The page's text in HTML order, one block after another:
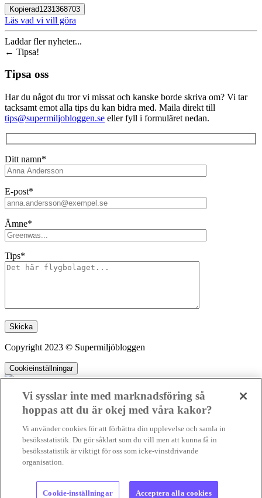
Kopierad1231368703
Läs vad vi vill göra
Laddar fler nyheter...
← Tipsa!
Tipsa oss
Har du något du tror vi missat och kanske borde skriva om? Vi tar
tacksamt emot alla tips du kan bidra med. Maila direkt till
tips@supermiljobloggen.se eller fyll i formuläret nedan.
Ditt namn*
E-post*
Ämne*
Tips*
Lämna detta fält tomt.
Copyright 2023 © Supermiljöbloggen
Cookieinställningar
ideella redaktion drivit miljödebatten framåt genom nyhetsbevakning
och granskningar. Nu vill vi utveckla vårt arbete – och vi hoppas att
du vill hjälpa oss.
1231368703
Vi sysslar inte med marknadsföring så
hoppas att du är okej med våra kakor?
Vi använder cookies för att förbättra din upplevelse och samla in
besöksstatistik. Du gör såklart som du vill men att kunna få in
besöksstatistik är viktigt för oss som icke-vinstdrivande
organisation.
Cookie-inställningar Acceptera alla cookies